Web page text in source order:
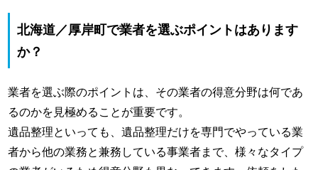
北海道／厚岸町で業者を選ぶポイントはあります
か？
業者を選ぶ際のポイントは、その業者の得意分野は何であ
るのかを見極めることが重要です。
遺品整理といっても、遺品整理だけを専門でやっている業
者から他の業務と兼務している事業者まで、様々なタイプ